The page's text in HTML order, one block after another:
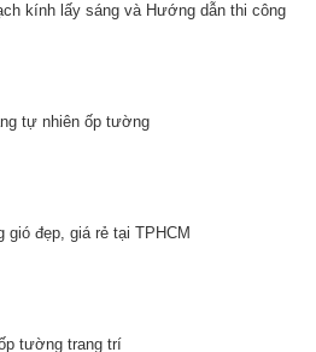
kính lấy sáng và Hướng dẫn thi công
tự nhiên ốp tường
gió đẹp, giá rẻ tại TPHCM
tường trang trí